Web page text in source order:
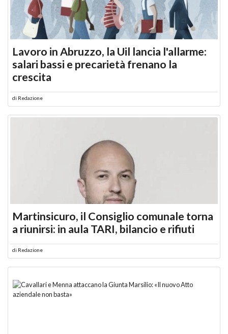
Lavoro in Abruzzo, la Uil lancia l'allarme:
salari bassi e precarietà frenano la
crescita
di Redazione
Martinsicuro, il Consiglio comunale torna
a riunirsi: in aula TARI, bilancio e rifiuti
di Redazione